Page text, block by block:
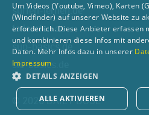
surfen-lernen.de
foilsurfen.de
sup-basics.de
ski-basics.de
© 2026 DAILY DOSE
Um Videos (Youtube, Vimeo), Karten
(Windfinder) auf unserer Website zu
erforderlich. Diese Anbieter erfassen
und kombinieren diese Infos mit
Daten. Mehr Infos dazu in unserer
Impressum
DETAILS ANZEIGEN
ALLE AKTIVIEREN